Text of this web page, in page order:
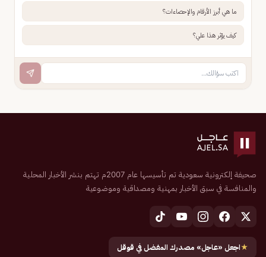
ما هي أبرز الأرقام والإحصاءات؟
كيف يؤثر هذا علي؟
صحيفة إلكترونية سعودية تم تأسيسها عام 2007م تهتم بنشر الأخبار المحلية
والمنافسة في سبق الأخبار بمهنية ومصداقية وموضوعية
★اجعل «عاجل» مصدرك المفضل في قوقل